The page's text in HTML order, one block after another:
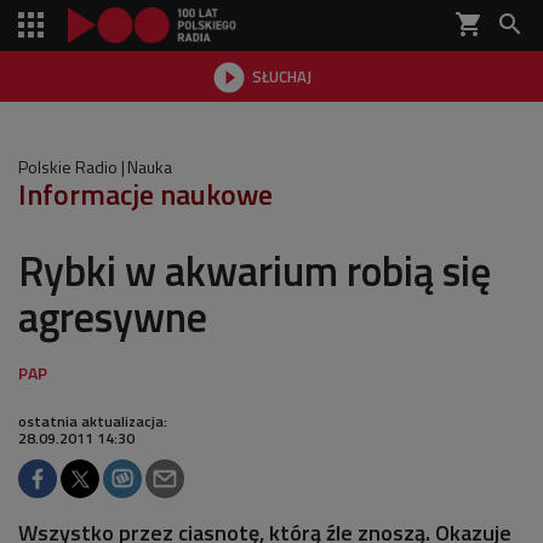
shopping_cart 
 SŁUCHAJ

Polskie Radio Nauka
Informacje naukowe
Rybki w akwarium robią się
agresywne
ostatnia aktualizacja:
28.09.2011 14:30
Wszystko przez ciasnotę, którą źle znoszą. Okazuje